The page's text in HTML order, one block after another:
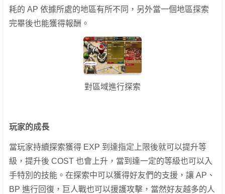
耗的 AP 依據所處的地區有所不同，另外當一個地區探索
完畢後也能獲得報酬。
對區域進行探索
玩家的成長
當玩家持續探索獲得 EXP 到達指定上限後就可以提升等
級，提升後 COST 也會上升，當到達一定的等級也可以入
手特別的技能。 在探索中可以獲得好友們的支援，讓 AP、
BP 進行回復，巨人戰也可以援護攻擊，當然好友越多的人